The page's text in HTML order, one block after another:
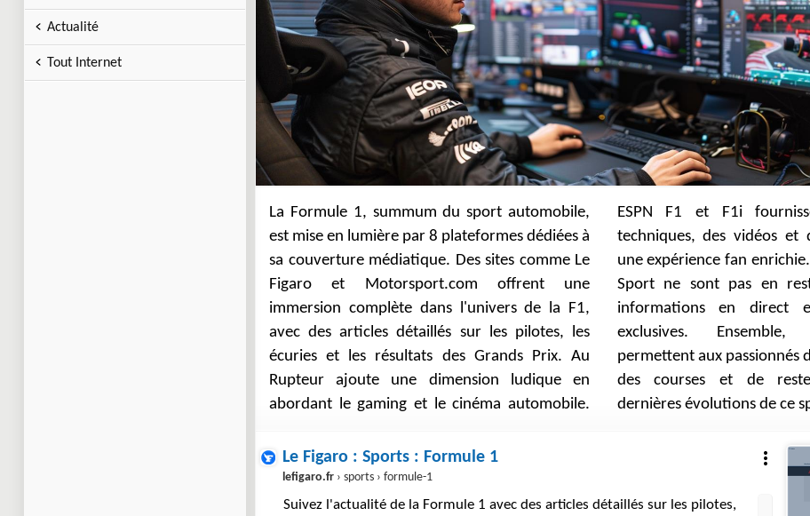
Actualité
Tout Internet
La Formule 1, summum du sport automobile,
est mise en lumière par 8 plateformes dédiées à
sa couverture médiatique. Des sites comme Le
Figaro et Motorsport.com offrent une
immersion complète dans l'univers de la F1,
avec des articles détaillés sur les pilotes, les
écuries et les résultats des Grands Prix. Au
Rupteur ajoute une dimension ludique en
abordant le gaming et le cinéma automobile.
ESPN F1 et F1i fournissent des analyses
techniques, des vidéos et des podcasts pour
une expérience fan enrichie. franceinfo et RMC
Sport ne sont pas en reste, proposant des
informations en direct et des interviews
exclusives. Ensemble, ces ressources
permettent aux passionnés de vibrer au rythme
des courses et de rester connectés aux
dernières évolutions de ce
Le Figaro : Sports : Formule 1
lefigaro.fr › sports › formule-1
Suivez l'actualité de la Formule 1 avec des articles détaillés sur les pilotes,